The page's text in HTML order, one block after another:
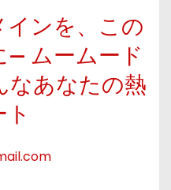
インを、この
— ムームード
なあなたの熱